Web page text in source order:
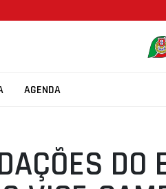
AGENDA
DO